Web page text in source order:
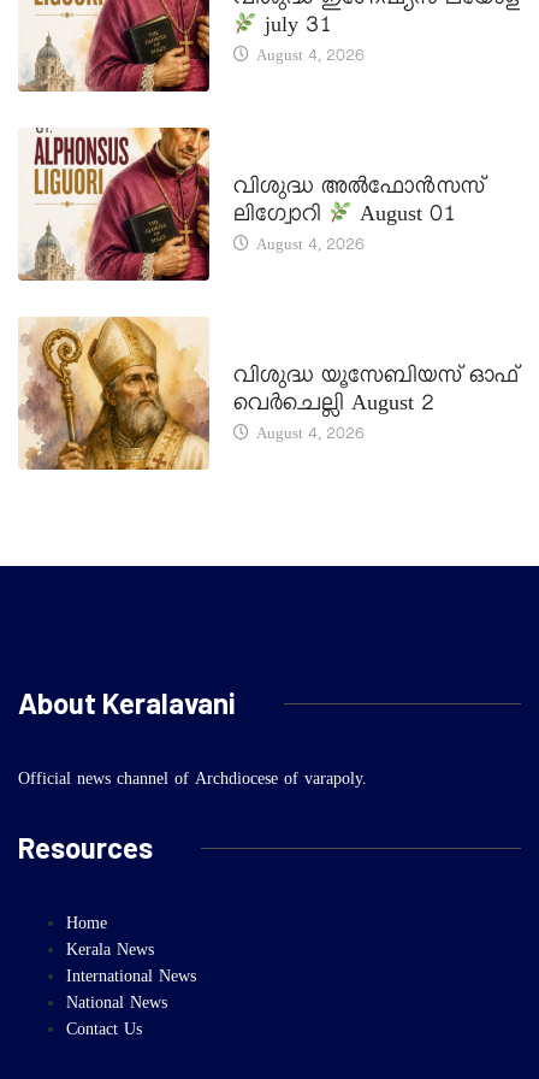
july 31
August 4, 2026
വിശുദ്ധ അൽഫോൻസസ്
ലിഗ്വോറി
August 01
August 4, 2026
വിശുദ്ധ യൂസേബിയസ് ഓഫ്
വെർചെല്ലി August 2
August 4, 2026
About Keralavani
Official news channel of Archdiocese of varapoly.
Resources
Home
Kerala News
International News
National News
Contact Us